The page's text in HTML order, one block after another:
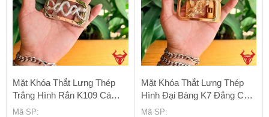
Mặt Khóa Thắt Lưng Thép
Trắng Hình Rắn K109 Cá
Tính Và Sang Trọng
Mã SP:
Mặt Khóa Thắt Lưng Thép
Hình Đại Bàng K7 Đẳng Cấp
Dẫn Đầu
Mã SP: